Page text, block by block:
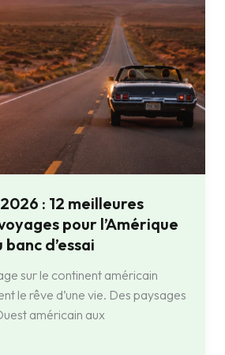
: 12 meilleures
pour l’Amérique
d’essai
sur le continent américain
le rêve d’une vie. Des paysages
américain aux